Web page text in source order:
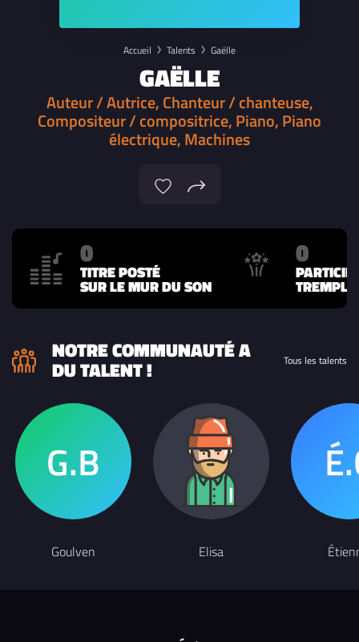
Accueil Talents Gaëlle
GAËLLE
Auteur / Autrice, Chanteur / chanteuse,
Compositeur / compositrice, Piano, Piano
électrique, Machines
0
TITRE POSTÉ
SUR LE MUR DU SON
0
NOTRE COMMUNAUTÉ A
DU TALENT ! Tous les talents
Goulven Elisa